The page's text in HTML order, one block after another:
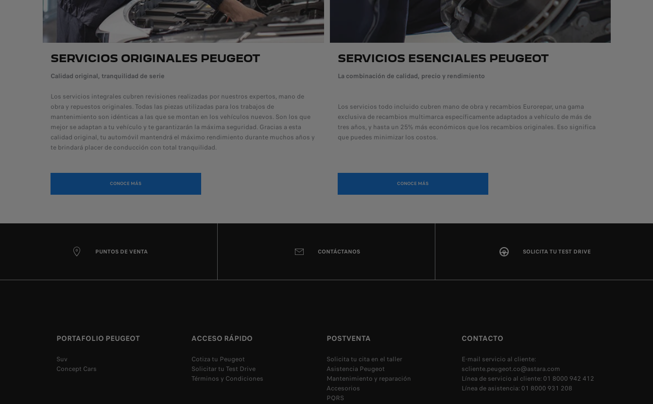
SERVICIOS ORIGINALES PEUGEOT
Calidad original, tranquilidad de serie
Los servicios integrales cubren revisiones realizadas por nuestros expertos, mano de
obra y repuestos originales. Todas las piezas utilizadas para los trabajos de
mantenimiento son idénticas a las que se montan en los vehículos nuevos. Son los que
mejor se adaptan a tu vehículo y te garantizarán la máxima seguridad. Gracias a esta
calidad original, tu automóvil mantendrá el máximo rendimiento durante muchos años y
te brindará placer de conducción con total tranquilidad.
CONOCE MÁS
SERVICIOS ESENCIALES PEUGEOT
La combinación de calidad, precio y rendimiento
Los servicios todo incluido cubren mano de obra y recambios Eurorepar, una gama
exclusiva de recambios multimarca específicamente adaptados a vehículo de más de
tres años, y hasta un 25% más económicos que los recambios originales. Eso significa
que puedes minimizar los costos.
CONOCE MÁS
PUNTOS DE VENTA CONTÁCTANOS SOLICITA TU TEST DRIVE
PORTAFOLIO PEUGEOT
Suv
Concept Cars
ACCESO RÁPIDO
Cotiza tu Peugeot
Solicitar tu Test Drive
Términos y Condiciones
POSTVENTA
Solicita tu cita en el taller
Asistencia Peugeot
Mantenimiento y reparación
Accesorios
PQRS
CONTACTO
E-mail servicio al cliente:
scliente.peugeot.co@astara.com
Línea de servicio al cliente: 01 8000 942 412
Línea de asistencia: 01 8000 931 208